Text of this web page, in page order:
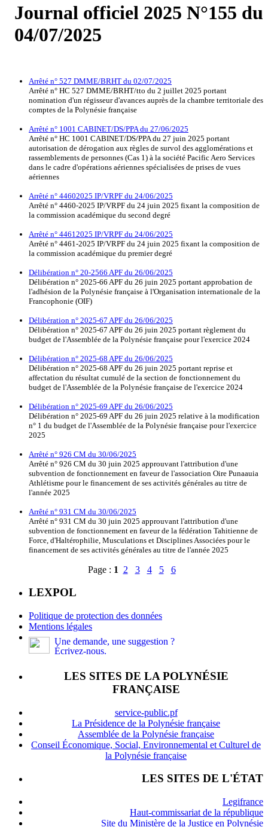
Journal officiel 2025 N°155 du
04/07/2025
Arrêté n° 527 DMME/BRHT du 02/07/2025
Arrêté n° HC 527 DMME/BRHT/tto du 2 juillet 2025 portant
nomination d'un régisseur d'avances auprès de la chambre territoriale des
comptes de la Polynésie française
Arrêté n° 1001 CABINET/DS/PPA du 27/06/2025
Arrêté n° HC 1001 CABINET/DS/PPA du 27 juin 2025 portant
autorisation de dérogation aux règles de survol des agglomérations et
rassemblements de personnes (Cas 1) à la société Pacific Aero Services
dans le cadre d'opérations aériennes spécialisées de prises de vues
aériennes
Arrêté n° 44602025 IP/VRPF du 24/06/2025
Arrêté n° 4460-2025 IP/VRPF du 24 juin 2025 fixant la composition de
la commission académique du second degré
Arrêté n° 44612025 IP/VRPF du 24/06/2025
Arrêté n° 4461-2025 IP/VRPF du 24 juin 2025 fixant la composition de
la commission académique du premier degré
Délibération n° 20-2566 APF du 26/06/2025
Délibération n° 2025-66 APF du 26 juin 2025 portant approbation de
l'adhésion de la Polynésie française à l'Organisation internationale de la
Francophonie (OIF)
Délibération n° 2025-67 APF du 26/06/2025
Délibération n° 2025-67 APF du 26 juin 2025 portant règlement du
budget de l'Assemblée de la Polynésie française pour l'exercice 2024
Délibération n° 2025-68 APF du 26/06/2025
Délibération n° 2025-68 APF du 26 juin 2025 portant reprise et
affectation du résultat cumulé de la section de fonctionnement du
budget de l'Assemblée de la Polynésie française de l'exercice 2024
Délibération n° 2025-69 APF du 26/06/2025
Délibération n° 2025-69 APF du 26 juin 2025 relative à la modification
n° 1 du budget de l'Assemblée de la Polynésie française pour l'exercice
2025
Arrêté n° 926 CM du 30/06/2025
Arrêté n° 926 CM du 30 juin 2025 approuvant l'attribution d'une
subvention de fonctionnement en faveur de l'association Oire Punaauia
Athlétisme pour le financement de ses activités générales au titre de
l'année 2025
Arrêté n° 931 CM du 30/06/2025
Arrêté n° 931 CM du 30 juin 2025 approuvant l'attribution d'une
subvention de fonctionnement en faveur de la fédération Tahitienne de
Force, d'Haltérophilie, Musculations et Disciplines Associées pour le
financement de ses activités générales au titre de l'année 2025
Page : 1 2 3 4 5 6
LEXPOL
Politique de protection des données
Mentions légales
Une demande, une suggestion ?
Écrivez-nous.
LES SITES DE LA POLYNÉSIE
FRANÇAISE
service-public.pf
La Présidence de la Polynésie française
Assemblée de la Polynésie française
Conseil Économique, Social, Environnemental et Culturel de
la Polynésie française
LES SITES DE L'ÉTAT
Legifrance
Haut-commissariat de la république
Site du Ministère de la Justice en Polynésie